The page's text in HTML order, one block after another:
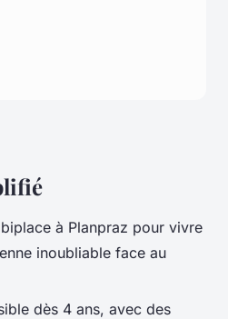
à Planpraz pour vivre
inoubliable face au
dès 4 ans, avec des